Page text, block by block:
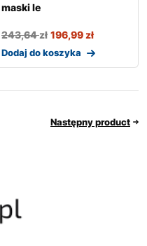
maski le
243,64zł 196,99zł
Dodaj do koszyka
Następny product